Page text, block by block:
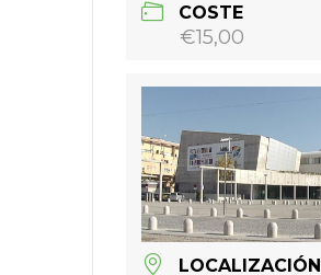
COSTE
€15,00
LOCALIZACIÓN